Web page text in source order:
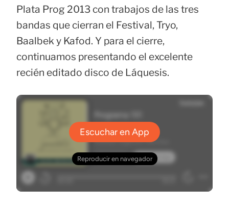
Plata Prog 2013 con trabajos de las tres
bandas que cierran el Festival, Tryo,
Baalbek y Kafod. Y para el cierre,
continuamos presentando el excelente
recién editado disco de Láquesis.